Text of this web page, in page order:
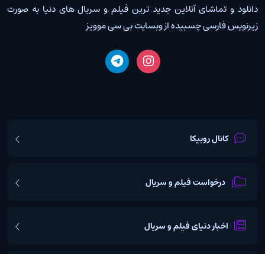
دانلود و تماشای آنلاین جدید ترین فیلم و سریال های دنیا به صورت
زیرنویس فارسی چسبیده از وبسایت بی سی موویز
کانال روبیکا
درخواست فیلم و سریال
اخبار دنیای فیلم و سریال